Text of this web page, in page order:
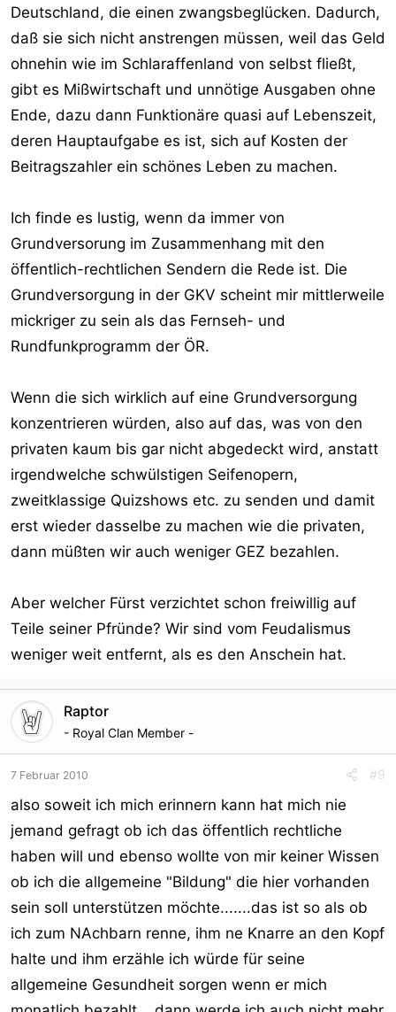
am zahlen... wenigstens habe ich es bisher geschafft
nicht einene Pfennig GEZ zu zahlen.
Deutschland, die einen zwangsbeglücken. Dadurch,
daß sie sich nicht anstrengen müssen, weil das Geld
ohnehin wie im Schlaraffenland von selbst fließt,
gibt es Mißwirtschaft und unnötige Ausgaben ohne
Ende, dazu dann Funktionäre quasi auf Lebenszeit,
deren Hauptaufgabe es ist, sich auf Kosten der
Beitragszahler ein schönes Leben zu machen.
Ich finde es lustig, wenn da immer von
Grundversorung im Zusammenhang mit den
öffentlich-rechtlichen Sendern die Rede ist. Die
Grundversorgung in der GKV scheint mir mittlerweile
mickriger zu sein als das Fernseh- und
Rundfunkprogramm der ÖR.
Wenn die sich wirklich auf eine Grundversorgung
konzentrieren würden, also auf das, was von den
privaten kaum bis gar nicht abgedeckt wird, anstatt
irgendwelche schwülstigen Seifenopern,
zweitklassige Quizshows etc. zu senden und damit
erst wieder dasselbe zu machen wie die privaten,
dann müßten wir auch weniger GEZ bezahlen.
Aber welcher Fürst verzichtet schon freiwillig auf
Teile seiner Pfründe? Wir sind vom Feudalismus
weniger weit entfernt, als es den Anschein hat.
Raptor
- Royal Clan Member -
7 Februar 2010 #9
also soweit ich mich erinnern kann hat mich nie
jemand gefragt ob ich das öffentlich rechtliche
haben will und ebenso wollte von mir keiner Wissen
ob ich die allgemeine "Bildung" die hier vorhanden
sein soll unterstützen möchte.......das ist so als ob
ich zum NAchbarn renne, ihm ne Knarre an den Kopf
halte und ihm erzähle ich würde für seine
allgemeine Gesundheit sorgen wenn er mich